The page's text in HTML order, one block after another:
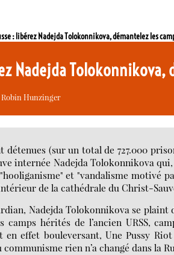
: libérez Nadejda Tolokonnikova, démantelez les
Nadejda Tolokonnikova,
Robin Hunzinger
détenues (sur un total de 727.000
internée Nadejda Tolokonnikova
et "vandalisme motivé
de la cathédrale du Christ-
Nadejda Tolokonnikova se
hérités de l’ancien URSS,
en effet bouleversant, Une Pussy
rien n’a changé dans la